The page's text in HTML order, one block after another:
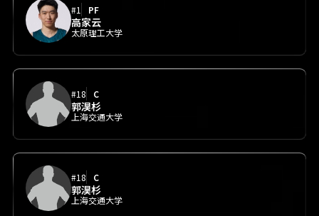
#1 PF
高家云
太原理工大学
#18 C
郭淏杉
上海交通大学
#18 C
郭淏杉
上海交通大学